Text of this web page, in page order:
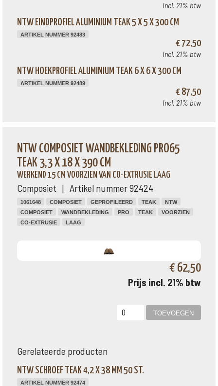
Incl. 21% btw
NTW EINDPROFIEL ALUMINIUM TEAK 5 X 5 X 300 CM
ARTIKEL NUMMER 92483
€ 72,50
Incl. 21% btw
NTW HOEKPROFIEL ALUMINIUM TEAK 6 X 6 X 300 CM
ARTIKEL NUMMER 92489
€ 87,50
Incl. 21% btw
NTW COMPOSIET WANDBEKLEDING PRO65
TEAK 3,3 X 18 X 390 CM
WERKEND 15 CM VOORZIEN VAN CO-EXTRUSIE LAAG
Composiet | Artikel nummer 92424
1061648 COMPOSIET GEPROFILEERD TEAK
NTW
COMPOSIET
WANDBEKLEDING PRO TEAK
VOORZIEN
CO-EXTRUSIE
LAAG
€ 62,50
Prijs incl. 21% btw
Gerelateerde producten
NTW SCHROEF TEAK 4,2 X 38 MM 50 ST.
ARTIKEL NUMMER 92474